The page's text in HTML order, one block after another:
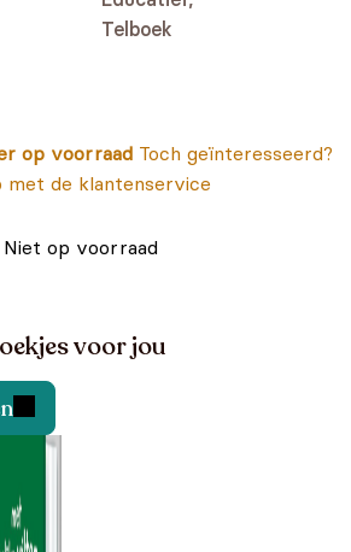
Telboek
op voorraad Toch geïnteresseerd?
met de klantenservice
Niet op voorraad
voor jou